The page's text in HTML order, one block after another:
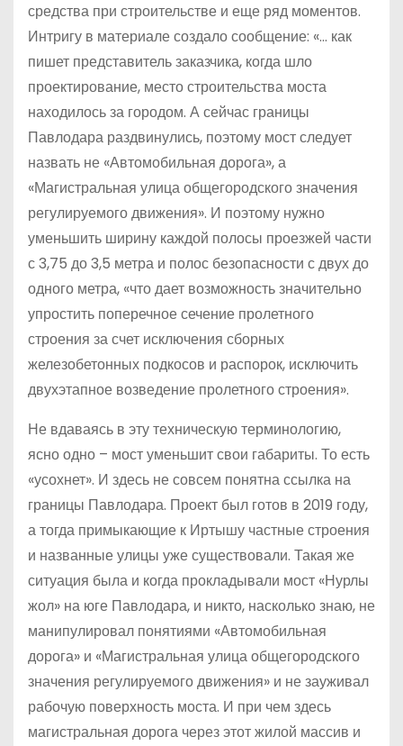
средства при строительстве и еще ряд моментов.
Интригу в материале создало сообщение: «… как
пишет представитель заказчика, когда шло
проектирование, место строительства моста
находилось за городом. А сейчас границы
Павлодара раздвинулись, поэтому мост следует
назвать не «Автомобильная дорога», а
«Магистральная улица общегородского значения
регулируемого движения». И поэтому нужно
уменьшить ширину каждой полосы проезжей части
с 3,75 до 3,5 метра и полос безопасности с двух до
одного метра, «что дает возможность значительно
упростить поперечное сечение пролетного
строения за счет исключения сборных
железобетонных подкосов и распорок, исключить
двухэтапное возведение пролетного строения».
Не вдаваясь в эту техническую терминологию,
ясно одно – мост уменьшит свои габариты. То есть
«усохнет». И здесь не совсем понятна ссылка на
границы Павлодара. Проект был готов в 2019 году,
а тогда примыкающие к Иртышу частные строения
и названные улицы уже существовали. Такая же
ситуация была и когда прокладывали мост «Нурлы
жол» на юге Павлодара, и никто, насколько знаю, не
манипулировал понятиями «Автомобильная
дорога» и «Магистральная улица общегородского
значения регулируемого движения» и не зауживал
рабочую поверхность моста. И при чем здесь
магистральная дорога через этот жилой массив и